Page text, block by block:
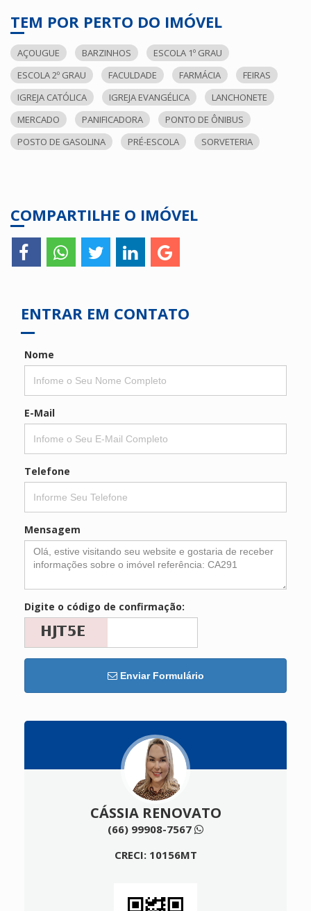
TEM POR PERTO DO IMÓVEL
AÇOUGUE BARZINHOS
ESCOLA 1º GRAU
ESCOLA 2º GRAU
FACULDADE FARMÁCIA
FEIRAS
IGREJA CATÓLICA
IGREJA EVANGÉLICA
LANCHONETE
MERCADO
PANIFICADORA
PONTO DE ÔNIBUS
POSTO DE GASOLINA
PRÉ-ESCOLA SORVETERIA
COMPARTILHE O IMÓVEL
ENTRAR EM CONTATO
Nome
E-Mail
Telefone
Mensagem
Digite o código de confirmação:
Enviar Formulário
CÁSSIA RENOVATO
(66) 99908-7567
CRECI: 10156MT